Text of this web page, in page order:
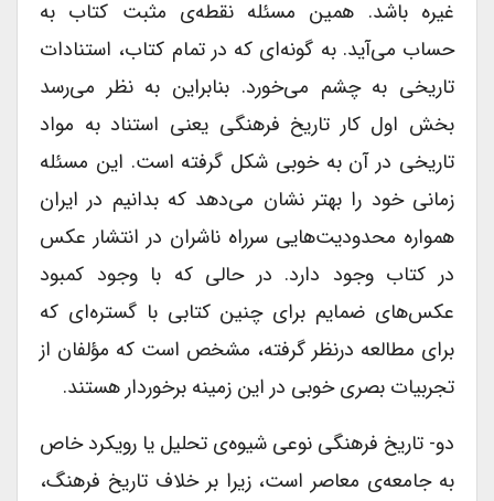
غیره باشد. همین مسئله نقطه‌ی مثبت کتاب به
حساب می‌آید. به گونه‌ای که در تمام کتاب، استنادات
تاریخی به چشم می‌خورد. بنابراین به نظر می‌رسد
بخش اول کار تاریخ فرهنگی یعنی استناد به مواد
تاریخی در آن به خوبی شکل گرفته است. این مسئله
زمانی خود را بهتر نشان می‌دهد که بدانیم در ایران
همواره محدودیت‌هایی سرراه ناشران در انتشار عکس
در کتاب وجود دارد. در حالی که با وجود کمبود
عکس‌های ضمایم برای چنین کتابی با گستره‌ای که
برای مطالعه درنظر گرفته، مشخص است که مؤلفان از
تجربیات بصری خوبی در این زمینه برخوردار هستند.
دو- تاریخ فرهنگی نوعی شیوه‌ی تحلیل یا رویکرد خاص
به جامعه‌ی معاصر است، زیرا بر خلاف تاریخ فرهنگ،